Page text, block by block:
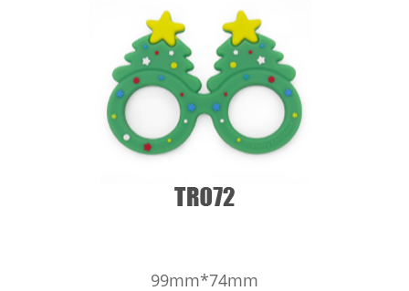
99mm*74mm